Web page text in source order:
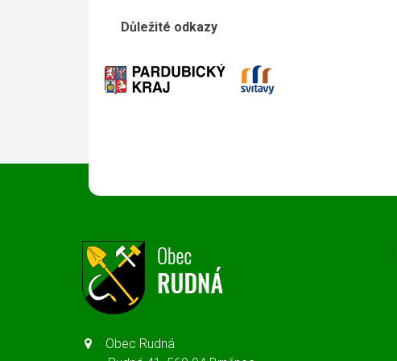
Důležité odkazy
Obec Rudná